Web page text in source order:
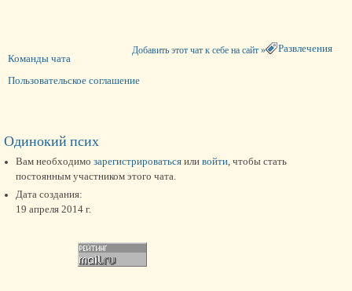
Развлечения
Добавить этот чат к себе на сайт »
Команды чата
Пользовательское соглашение
Одинокий псих
Вам необходимо зарегистрироваться или войти , чтобы стать
постоянным участником этого чата.
Дата создания:
19 апреля 2014 г.